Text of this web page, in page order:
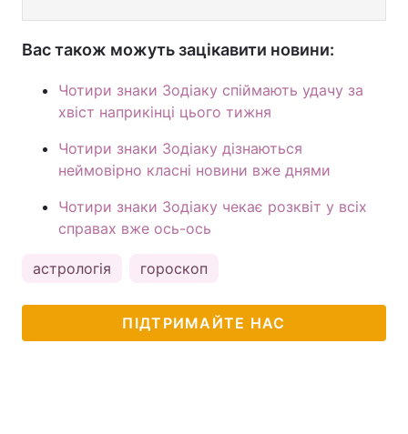
Вас також можуть зацікавити новини:
Чотири знаки Зодіаку спіймають удачу за
хвіст наприкінці цього тижня
Чотири знаки Зодіаку дізнаються
неймовірно класні новини вже днями
Чотири знаки Зодіаку чекає розквіт у всіх
справах вже ось-ось
астрологія гороскоп
ПІДТРИМАЙТЕ НАС